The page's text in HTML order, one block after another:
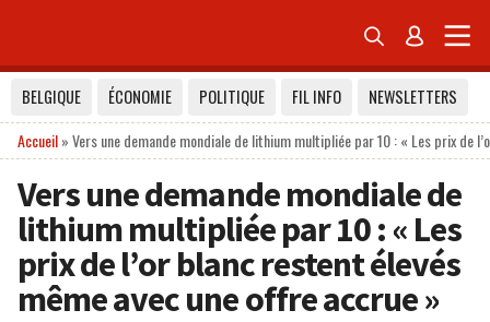
 
BELGIQUE ÉCONOMIE POLITIQUE FIL INFO
NEWSLETTERS
Accueil»Vers une demande mondiale de lithium multipliée par 10 : « Les prix de
Vers une demande mondiale de
lithium multipliée par 10 : « Les
prix de l’or blanc restent élevés
même avec une offre accrue »